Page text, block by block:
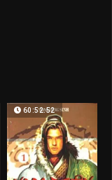
60:52:52